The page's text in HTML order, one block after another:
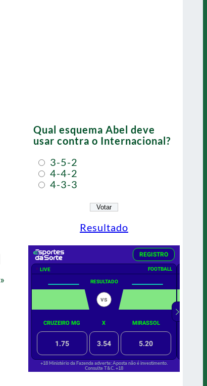
»
Qual esquema Abel deve
usar contra o Internacional?
3-5-2
4-4-2
4-3-3
Resultado